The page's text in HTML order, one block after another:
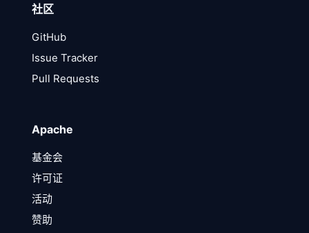
社区
GitHub
Issue Tracker
Pull Requests
Apache
基金会
许可证
活动
赞助